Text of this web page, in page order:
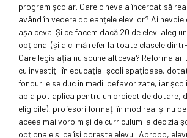
program școlar. Oare cineva a încercat să
având în vedere doleanțele elevilor? Ai
așa ceva. Și ce facem dacă 20 de elevi aleg
opțional (și aici mă refer la toate clasele
Oare legislația nu spune altceva? Reforma ar
cu investiții în educație: școli spațioase,
fondurile se duc în medii defavorizate, iar
abia pot aplica pentru un proiect de dotare,
eligibile), profesori formați în mod real și nu
aceea mai vorbim și de curriculum la decizia
opționale și ce își dorește elevul. Apropo,